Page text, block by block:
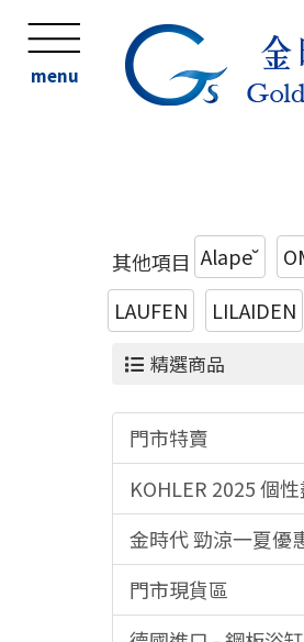
menu
其他項目 Alape˘
LAUFEN
LILAIDEN
精選商品
門市特賣
KOHLER 2025 個
金時代 勁涼一夏優
門市現貨區